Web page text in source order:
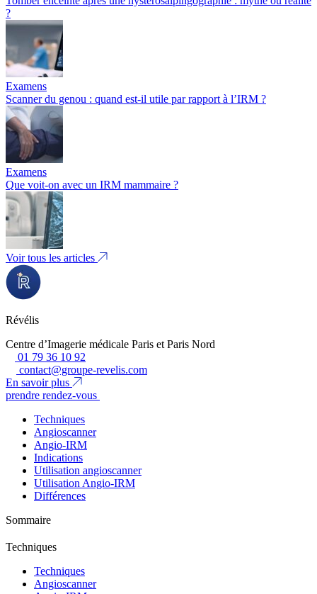
?
Examens
Scanner du genou : quand est-il utile par rapport à l’IRM ?
Examens
Que voit-on avec un IRM mammaire ?
Voir tous les articles
Révélis
Centre d’Imagerie médicale Paris et Paris Nord
01 79 36 10 92
contact@groupe-revelis.com
En savoir plus
prendre rendez-vous
Techniques
Angioscanner
Angio-IRM
Indications
Utilisation angioscanner
Utilisation Angio-IRM
Différences
Sommaire
Techniques
Techniques
Angioscanner